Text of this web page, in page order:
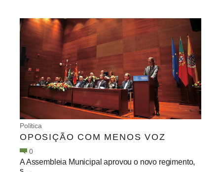
Política
OPOSIÇÃO COM MENOS VOZ
0
A Assembleia Municipal aprovou o novo regimento,